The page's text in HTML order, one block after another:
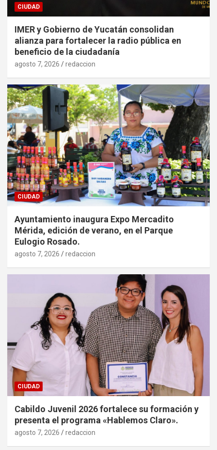
CIUDAD
IMER y Gobierno de Yucatán consolidan
alianza para fortalecer la radio pública en
beneficio de la ciudadanía
agosto 7, 2026 redaccion
CIUDAD
Ayuntamiento inaugura Expo Mercadito
Mérida, edición de verano, en el Parque
Eulogio Rosado.
agosto 7, 2026 redaccion
CIUDAD
Cabildo Juvenil 2026 fortalece su formación y
presenta el programa «Hablemos Claro».
agosto 7, 2026 redaccion